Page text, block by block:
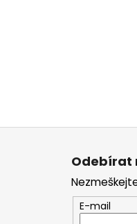
Z
Odebírat
E-mail